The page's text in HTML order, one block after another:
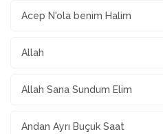
Acep N'ola benim Halim
Allah
Allah Sana Sundum Elim
Andan Ayrı Buçuk Saat